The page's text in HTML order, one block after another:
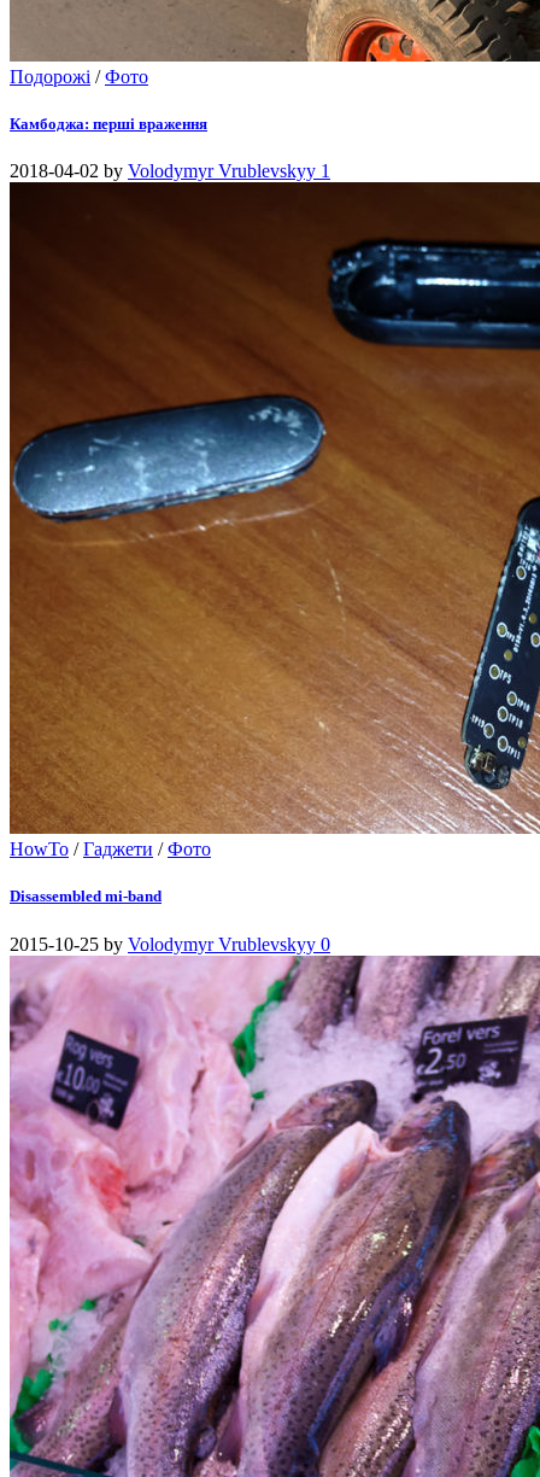
Подорожі /Фото
Камбоджа: перші враження
2018-04-02 by Volodymyr Vrublevskyy 1
HowTo /Гаджети /Фото
Disassembled mi-band
2015-10-25 by Volodymyr Vrublevskyy 0